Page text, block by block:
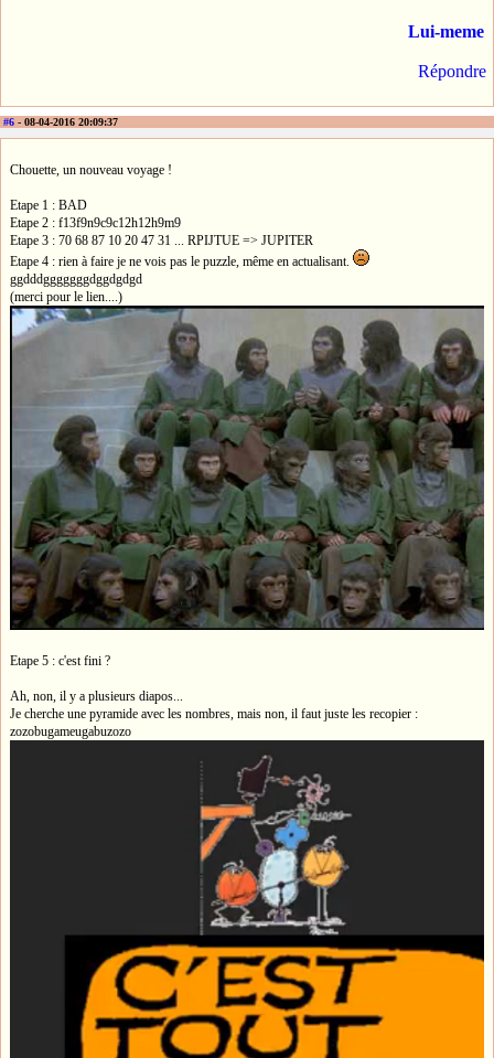
Lui-meme
Répondre
#6 - 08-04-2016 20:09:37
Chouette, un nouveau voyage !
Etape 1 : BAD
Etape 2 : f13f9n9c9c12h12h9m9
Etape 3 : 70 68 87 10 20 47 31 ... RPIJTUE => JUPITER
Etape 4 : rien à faire je ne vois pas le puzzle, même en actualisant.
ggdddgggggggdggdgdgd
(merci pour le lien....)
Etape 5 : c'est fini ?
Ah, non, il y a plusieurs diapos...
Je cherche une pyramide avec les nombres, mais non, il faut juste les recopier :
zozobugameugabuzozo